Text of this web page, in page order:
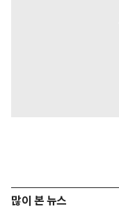
많이 본 뉴스